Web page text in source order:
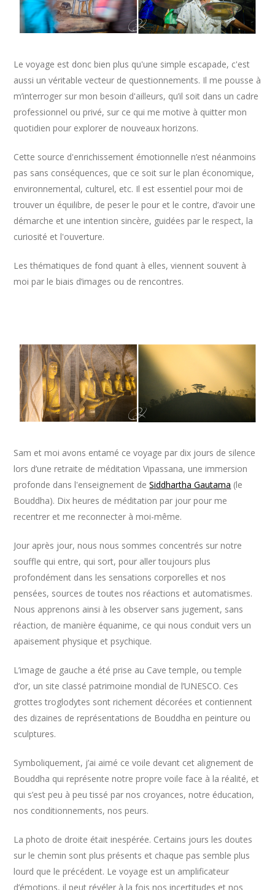
Le voyage est donc bien plus qu'une simple escapade, c'est
aussi un véritable vecteur de questionnements. Il me pousse à
m’interroger sur mon besoin d'ailleurs, qu’il soit dans un cadre
professionnel ou privé, sur ce qui me motive à quitter mon
quotidien pour explorer de nouveaux horizons.
Cette source d'enrichissement émotionnelle n’est néanmoins
pas sans conséquences, que ce soit sur le plan économique,
environnemental, culturel, etc. Il est essentiel pour moi de
trouver un équilibre, de peser le pour et le contre, d’avoir une
démarche et une intention sincère, guidées par le respect, la
curiosité et l'ouverture.
Les thématiques de fond quant à elles, viennent souvent à
moi par le biais d’images ou de rencontres.
Sam et moi avons entamé ce voyage par dix jours de silence
lors d’une retraite de méditation Vipassana, une immersion
profonde dans l'enseignement deSiddhartha Gautama (le
Bouddha). Dix heures de méditation par jour pour me
recentrer et me reconnecter à moi-même.
Jour après jour, nous nous sommes concentrés sur notre
souffle qui entre, qui sort, pour aller toujours plus
profondément dans les sensations corporelles et nos
pensées, sources de toutes nos réactions et automatismes.
Nous apprenons ainsi à les observer sans jugement, sans
réaction, de manière équanime, ce qui nous conduit vers un
apaisement physique et psychique.
L’image de gauche a été prise au Cave temple, ou temple
d’or, un site classé patrimoine mondial de l’UNESCO. Ces
grottes troglodytes sont richement décorées et contiennent
des dizaines de représentations de Bouddha en peinture ou
sculptures.
Symboliquement, j’ai aimé ce voile devant cet alignement de
Bouddha qui représente notre propre voile face à la réalité, et
qui s’est peu à peu tissé par nos croyances, notre éducation,
nos conditionnements, nos peurs.
La photo de droite était inespérée. Certains jours les doutes
sur le chemin sont plus présents et chaque pas semble plus
lourd que le précédent. Le voyage est un amplificateur
d’émotions, il peut révéler à la fois nos incertitudes et nos